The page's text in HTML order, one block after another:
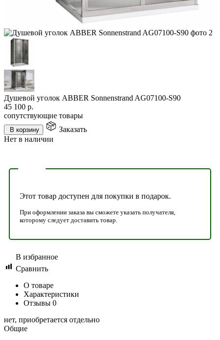
Душевой уголок ABBER Sonnenstrand AG07100-S90
45 100 р.
сопутствующие товары
В корзину
Заказать
Нет в наличии
Этот товар доступен для покупки в подарок.
При оформлении заказа вы сможете указать получателя,
которому следует доставить товар.
В избранное
Сравнить
О товаре
Характеристики
Отзывы 0
нет, приобретается отдельно
Общие